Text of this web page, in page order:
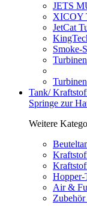
JETS
XICOY
JetCat
Smoke-
Turbinen
Tank/
Springe zur
Weitere
Air &